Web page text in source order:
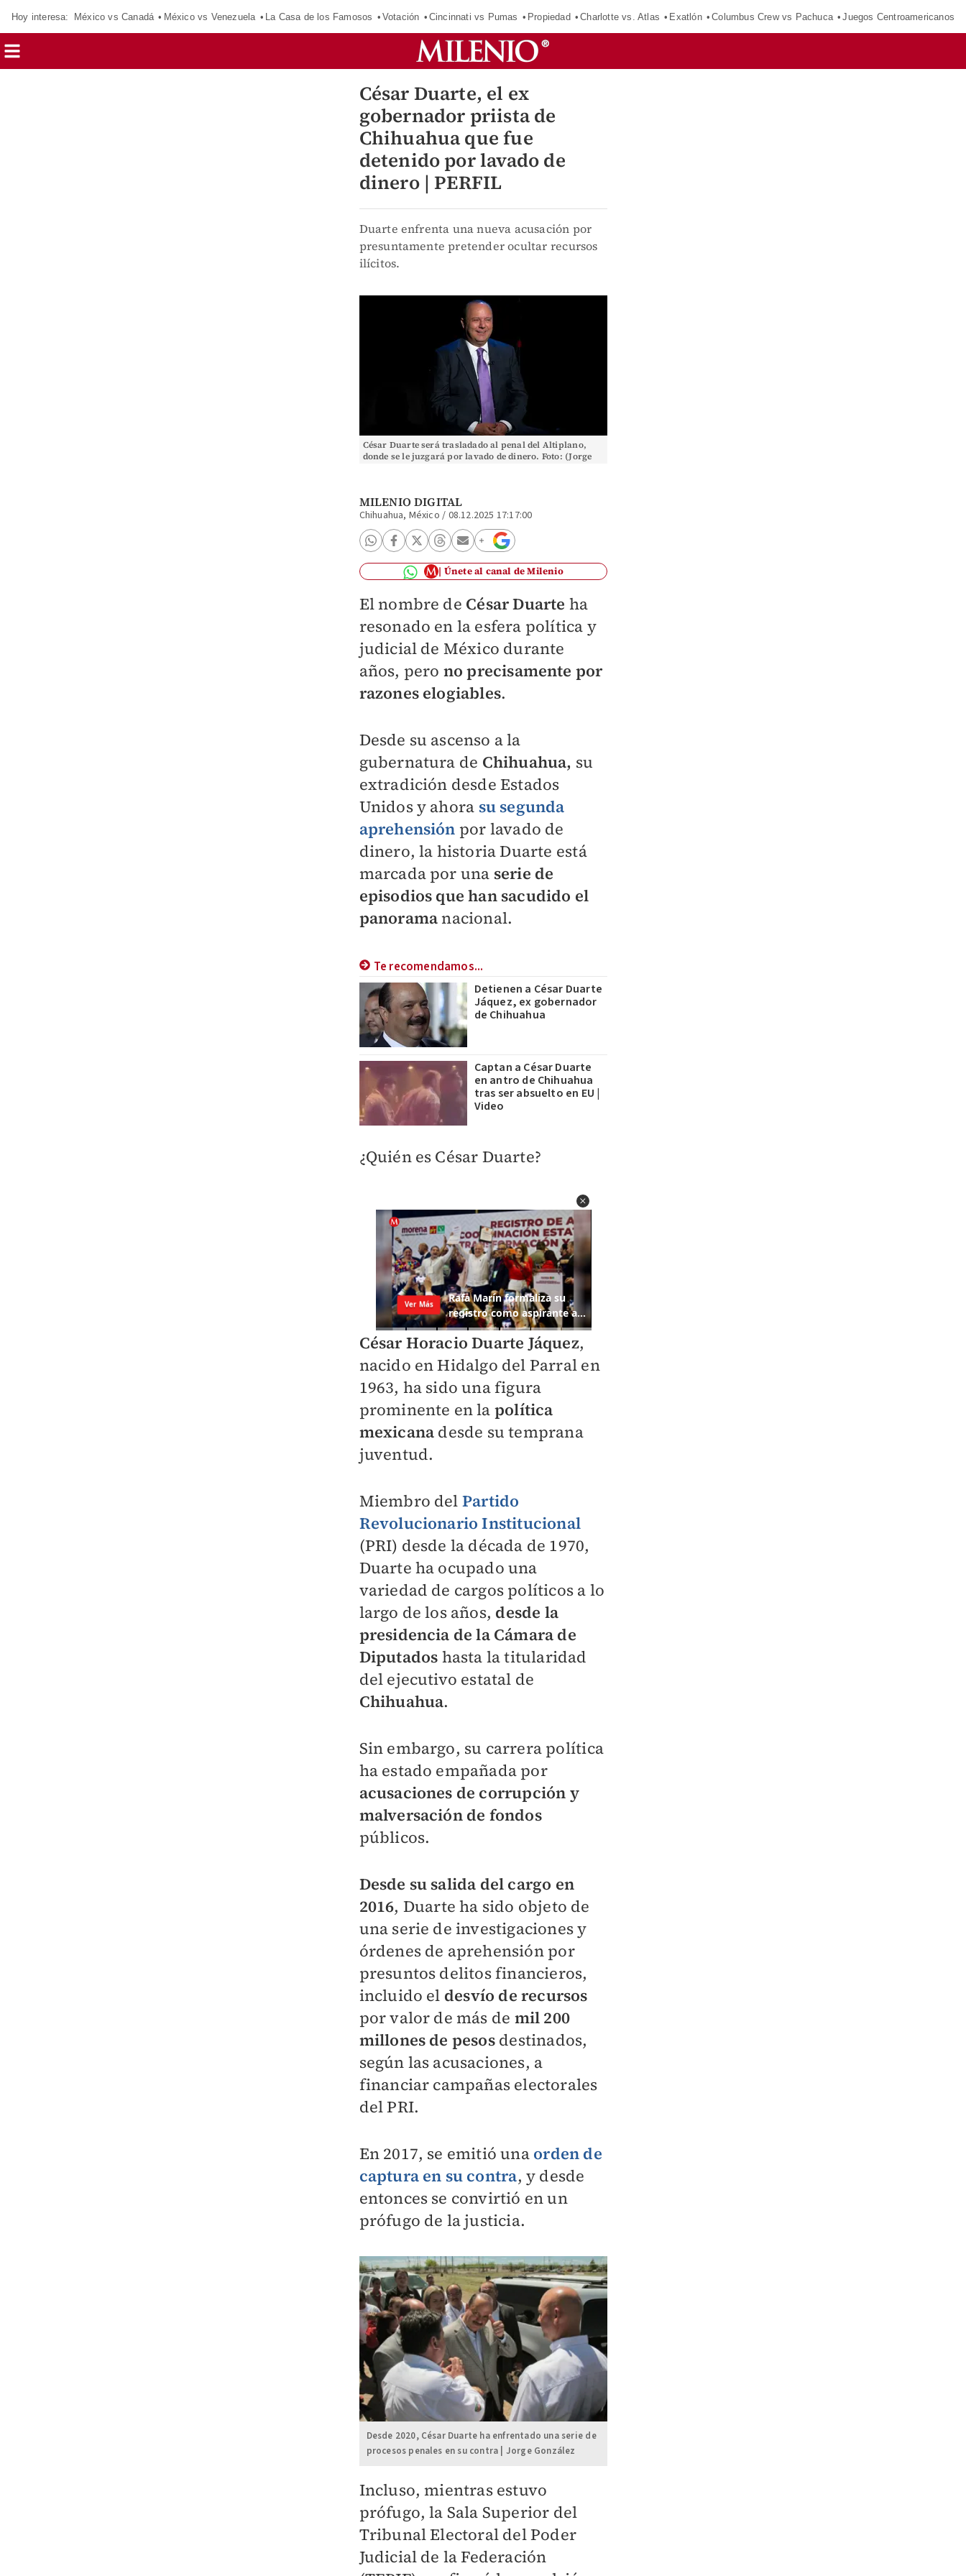
Hoy interesa: México vs Canadá México vs Venezuela La Casa de los Famosos Votación Cincinnati vs Pumas Propiedad Charlotte vs. Atlas Exatlón Columbus Crew vs Pachuca Juegos Centroamericanos
César Duarte, el ex
gobernador priista de
Chihuahua que fue
detenido por lavado de
dinero | PERFIL
Duarte enfrenta una nueva acusación por
presuntamente pretender ocultar recursos
ilícitos.
César Duarte será trasladado al penal del Altiplano,
donde se le juzgará por lavado de dinero. Foto: (Jorge
MILENIO DIGITAL
Chihuahua, México / 08.12.2025 17:17:00
Únete al canal de Milenio
El nombre de César Duarte ha
resonado en la esfera política y
judicial de México durante
años, pero no precisamente por
razones elogiables.
Desde su ascenso a la
gubernatura de Chihuahua, su
extradición desde Estados
Unidos y ahora su segunda
aprehensión por lavado de
dinero, la historia Duarte está
marcada por una serie de
episodios que han sacudido el
panoramanacional.
Te recomendamos...
Detienen a César Duarte
Jáquez, ex gobernador
de Chihuahua
Captan a César Duarte
en antro de Chihuahua
tras ser absuelto en EU |
Video
¿Quién es César Duarte?
César Horacio Duarte Jáquez,
nacido en Hidalgo del Parral en
1963, ha sido una figura
prominente en la política
mexicana desde su temprana
juventud.
Miembro del Partido
Revolucionario Institucional
(PRI) desde la década de 1970,
Duarte ha ocupado una
variedad de cargos políticos a lo
largo de los años, desde la
presidencia de la Cámara de
Diputados hasta la titularidad
del ejecutivo estatal de
Chihuahua.
Sin embargo, su carrera política
ha estado empañada por
acusaciones de corrupción y
malversación de fondos
públicos.
Desde su salida del cargo en
2016, Duarte ha sido objeto de
una serie de investigaciones y
órdenes de aprehensión por
presuntos delitos financieros,
incluido el desvío de recursos
por valor de más de mil 200
millones de pesosdestinados,
según las acusaciones, a
financiar campañas electorales
del PRI.
En 2017, se emitió una orden de
captura en su contra, y desde
entonces se convirtió en un
prófugo de la justicia.
Desde 2020, César Duarte ha enfrentado una serie de
procesos penales en su contra | Jorge González
Incluso, mientras estuvo
prófugo, la Sala Superior del
Tribunal Electoral del Poder
Judicial de la Federación